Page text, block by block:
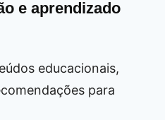
e aprendizado
educacionais,
para